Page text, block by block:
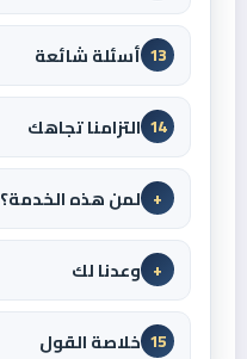
13 أسئلة شائعة
14 التزامنا تجاهك
+ لمن هذه الخدمة؟
+ وعدنا لك
15 خلاصة القول